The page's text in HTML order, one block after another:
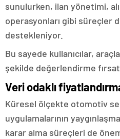
sunulurken, ilan yönetimi,
operasyonları gibi süreçler
destekleniyor.
Bu sayede kullanıcılar,
şekilde değerlendirme
Veri odaklı
Küresel ölçekte otomotiv
uygulamalarının
karar alma süreçleri de